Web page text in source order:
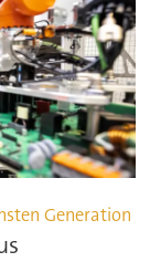
Generation